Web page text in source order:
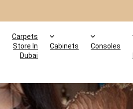
Consoles
Cabinets
Carpets
Store In
Dubai